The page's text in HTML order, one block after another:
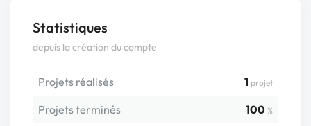
Statistiques
depuis la création du compte
Projets réalisés 1 projet
Projets terminés 100 %